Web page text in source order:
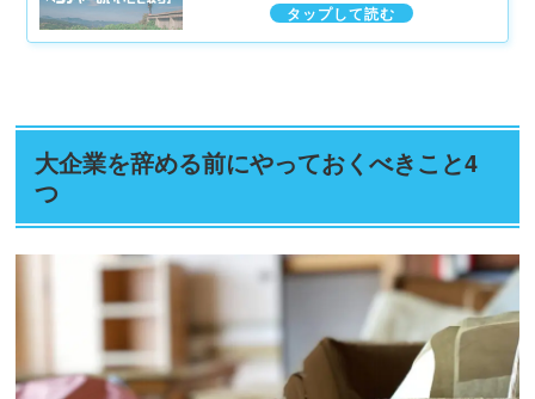
大企業を辞める前にやっておくべきこと4
つ